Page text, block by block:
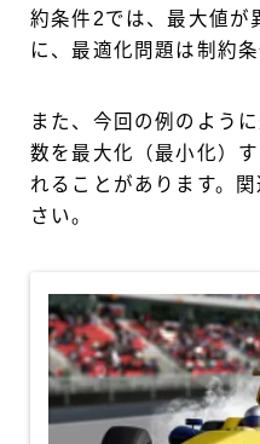
約条件2では、最大値が
に、最適化問題は制約
また、今回の例のよう
数を最大化（最小化）
れることがあります。
さい。